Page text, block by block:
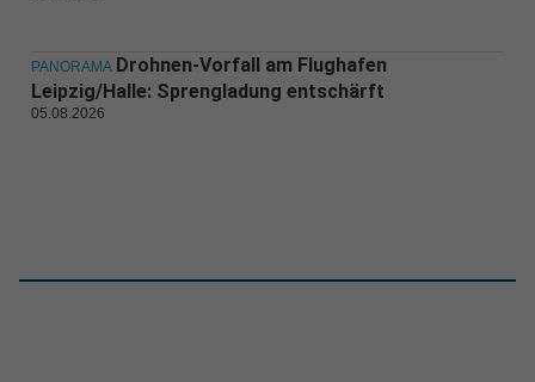
PANORAMA Drohnen-Vorfall am Flughafen
Leipzig/Halle: Sprengladung entschärft
05.08.2026